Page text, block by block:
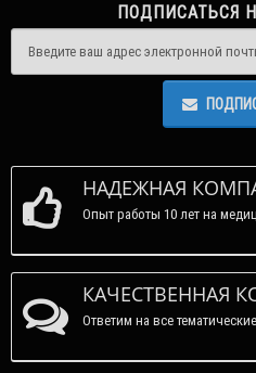
ПОДПИСАТЬСЯ
НАДЕЖНАЯ
Опыт работы 10 лет на
КАЧЕСТВЕННАЯ
Ответим на все